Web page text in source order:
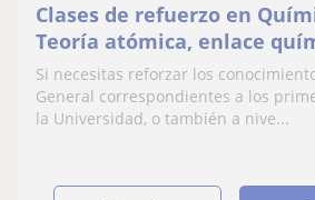
Clases de refuerzo en
Teoría atómica, enlace
Estequiometria, redox,
cinética, termoquimica,
Si necesitas reforzar los
General correspondientes a los
la Universidad, o también a nive...